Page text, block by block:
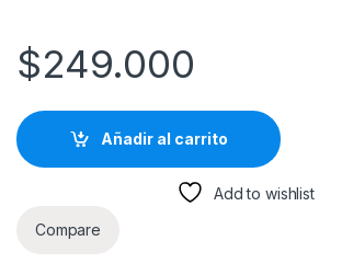
$249.000
Añadir al carrito
Add to wishlist
Compare